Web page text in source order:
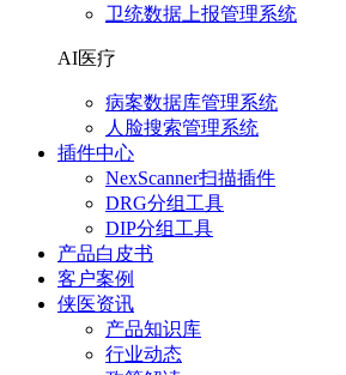
卫统数据上报管理系统
AI医疗
病案数据库管理系统
人脸搜索管理系统
插件中心
NexScanner扫描插件
DRG分组工具
DIP分组工具
产品白皮书
客户案例
侠医资讯
产品知识库
行业动态